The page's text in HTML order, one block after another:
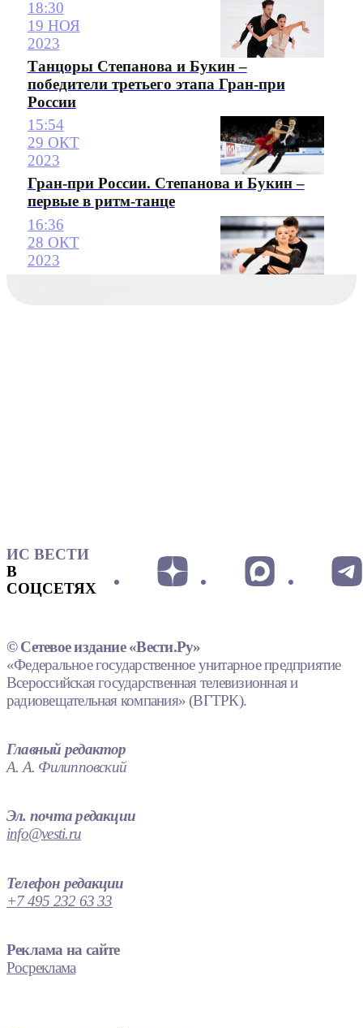
18:30
19 НОЯ
2023
Танцоры Степанова и Букин –
победители третьего этапа Гран-при
России
15:54
29 ОКТ
2023
Гран-при России. Степанова и Букин –
первые в ритм-танце
16:36
28 ОКТ
2023
ИС ВЕСТИ
В
СОЦСЕТЯХ
© Сетевое издание «Вести.Ру»
«Федеральное государственное унитарное предприятие
Всероссийская государственная телевизионная и
радиовещательная компания» (ВГТРК).
Главный редактор
А. А. Филипповский
Эл. почта редакции
info@vesti.ru
Телефон редакции
+7 495 232 63 33
Реклама на сайте
Росреклама